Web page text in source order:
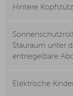
Hintere
Stauraum unter
entriegelbare
Elektrische